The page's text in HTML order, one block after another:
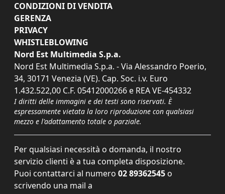
CONDIZIONI DI VENDITA
GERENZA
PRIVACY
WHISTLEBLOWING
Nord Est Multimedia S.p.a.
Nord Est Multimedia S.p.a. - Via Alessandro Poerio,
34, 30171 Venezia (VE). Cap. Soc. i.v. Euro
1.432.522,00 C.F. 05412000266 e REA VE-454332
I diritti delle immagini e dei testi sono riservati. È
espressamente vietata la loro riproduzione con qualsiasi
mezzo e l'adattamento totale o parziale.
Per qualsiasi necessità o domanda, il nostro
servizio clienti è a tua completa disposizione.
Puoi contattarci al numero 02 89362545 o
scrivendo una mail a